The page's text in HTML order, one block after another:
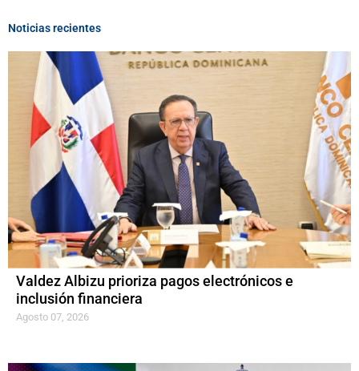
Noticias recientes
Valdez Albizu prioriza pagos electrónicos e
inclusión financiera
Agosto 07, 2026